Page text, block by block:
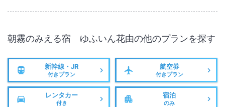
朝霧のみえる宿 ゆふいん花由の他のプランを探す
新幹線・JR
付きプラン
航空券
付きプラン
レンタカー
付き
宿泊
のみ